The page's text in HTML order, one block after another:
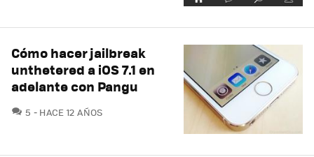
Cómo hacer jailbreak
unthetered a iOS 7.1 en
adelante con Pangu
5 COMENTARIOS
HACE 12 AÑOS